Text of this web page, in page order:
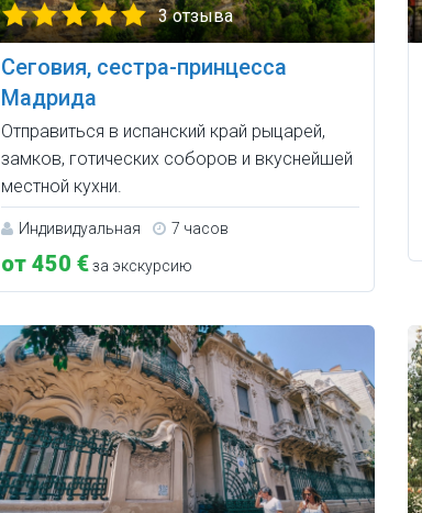
3 отзыва
Сеговия, сестра-принцесса
Мадрида
Отправиться в испанский край рыцарей,
замков, готических соборов и вкуснейшей
местной кухни.
Индивидуальная 7 часов
от 450 €за экскурсию